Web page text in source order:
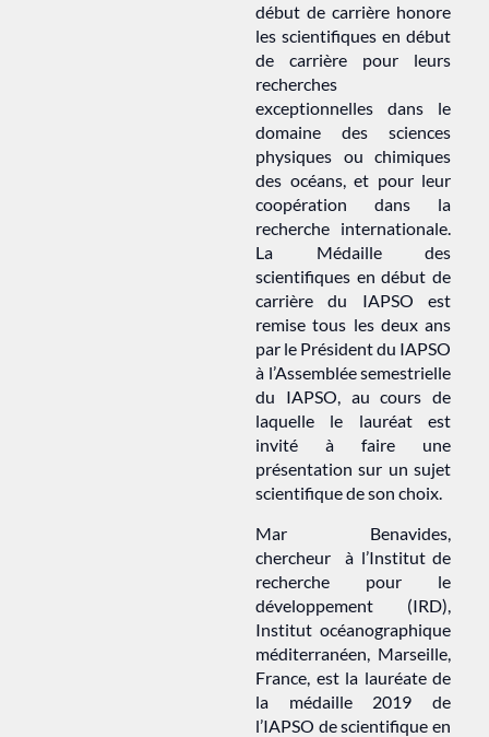
début de carrière honore
les scientifiques en début
de carrière pour leurs
recherches
exceptionnelles dans le
domaine des sciences
physiques ou chimiques
des océans, et pour leur
coopération dans la
recherche internationale.
La Médaille des
scientifiques en début de
carrière du IAPSO est
remise tous les deux ans
par le Président du IAPSO
à l’Assemblée semestrielle
du IAPSO, au cours de
laquelle le lauréat est
invité à faire une
présentation sur un sujet
scientifique de son choix.
Mar Benavides,
chercheur à l’Institut de
recherche pour le
développement (IRD),
Institut océanographique
méditerranéen, Marseille,
France, est la lauréate de
la médaille 2019 de
l’IAPSO de scientifique en